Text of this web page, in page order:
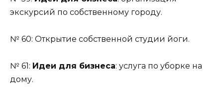
экскурсий по собственному городу.
№ 60: Открытие собственной студии йоги.
№ 61: Идеи для бизнеса: услуга по уборке на
дому.